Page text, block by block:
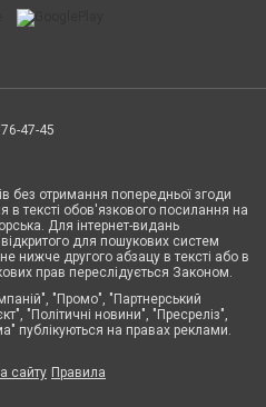
47-45
без отримання попередньої згоди
тексті обов'язкового посилання на
Для інтернет-видань
для пошукових систем
нижче другого абзацу в тексті або в
прав переслідується Законом.
"Промо", "Партнерський
"Політичні новини", "Пресреліз",
публікуються на правах реклами.
сайту Правила